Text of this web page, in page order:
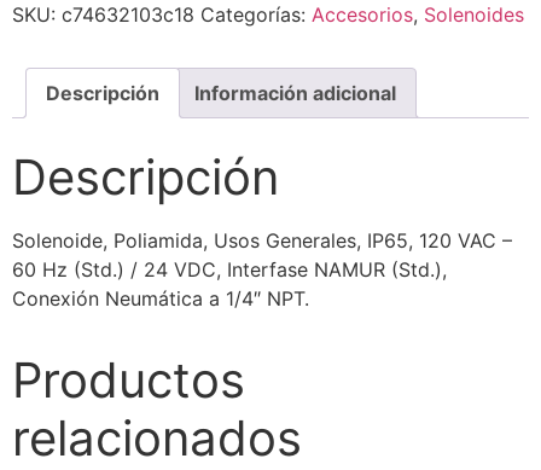
SKU: c74632103c18 Categorías: Accesorios, Solenoides
Descripción Información adicional
Descripción
Solenoide, Poliamida, Usos Generales, IP65, 120 VAC –
60 Hz (Std.) / 24 VDC, Interfase NAMUR (Std.),
Conexión Neumática a 1/4″ NPT.
Productos
relacionados